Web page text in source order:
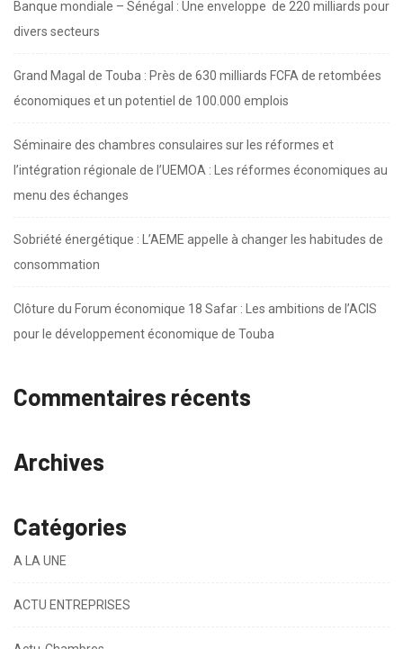
Banque mondiale – Sénégal : Une enveloppe de 220 milliards pour
divers secteurs
Grand Magal de Touba : Près de 630 milliards FCFA de retombées
économiques et un potentiel de 100.000 emplois
Séminaire des chambres consulaires sur les réformes et
l’intégration régionale de l’UEMOA : Les réformes économiques au
menu des échanges
Sobriété énergétique : L’AEME appelle à changer les habitudes de
consommation
Clôture du Forum économique 18 Safar : Les ambitions de l’ACIS
pour le développement économique de Touba
Commentaires récents
Archives
Catégories
A LA UNE
ACTU ENTREPRISES